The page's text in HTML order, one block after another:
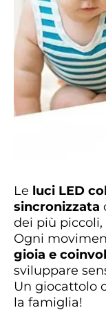
Le luci LED
sincronizzata
dei più piccoli,
Ogni
gioia e
sviluppare
Un giocattolo
la famiglia!